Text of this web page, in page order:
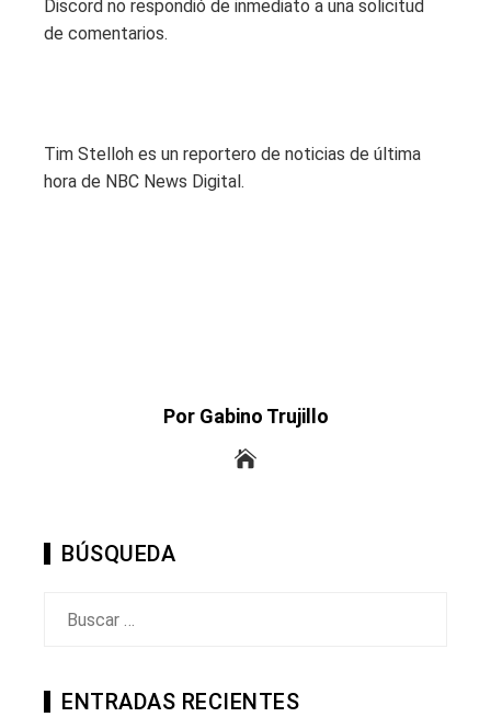
Discord no respondió de inmediato a una solicitud
de comentarios.
Tim Stelloh es un reportero de noticias de última
hora de NBC News Digital.
Por Gabino Trujillo
BÚSQUEDA
ENTRADAS RECIENTES